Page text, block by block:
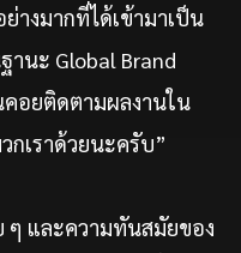
างมากที่ได้เข้ามาเป็น
านะ Global Brand
อยติดตามผลงานใน
กเราด้วยนะครับ”
และความทันสมัยของ